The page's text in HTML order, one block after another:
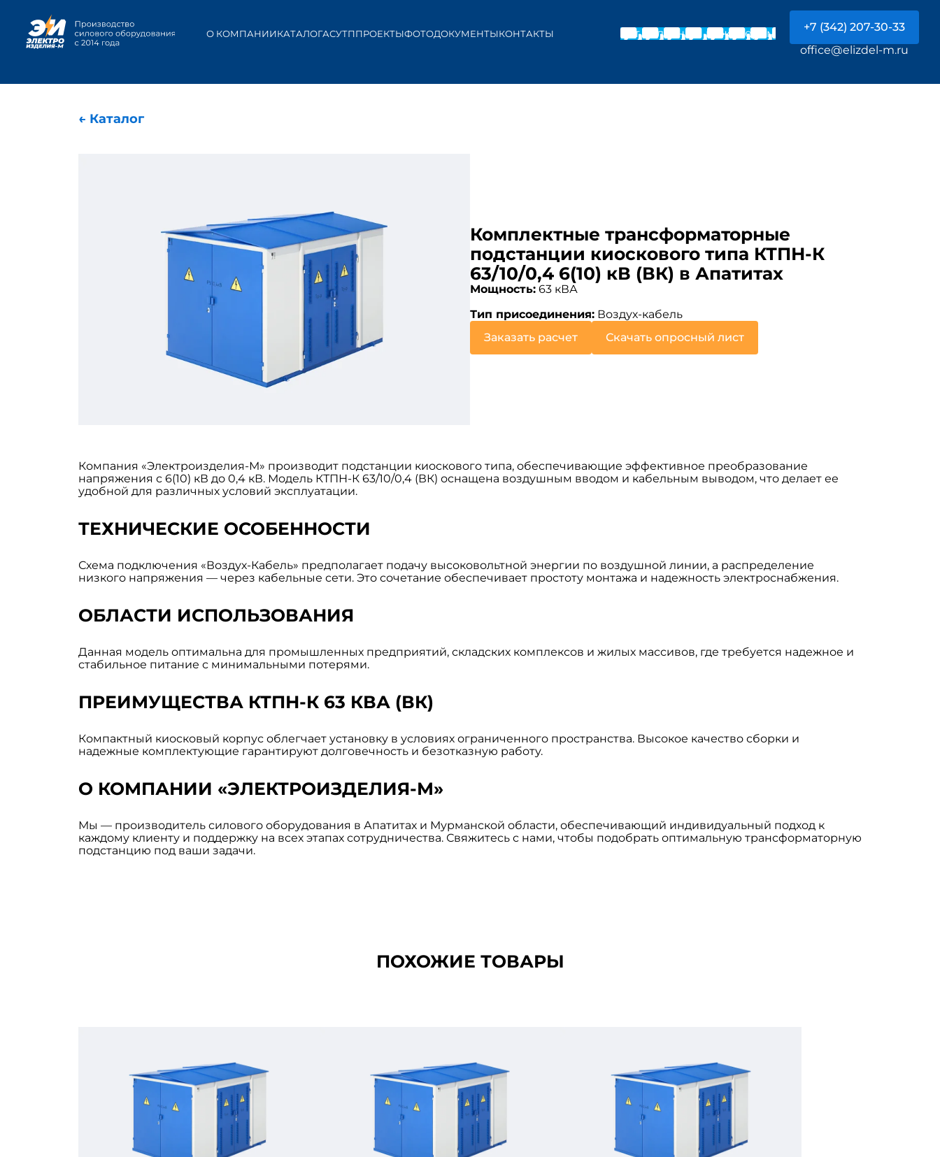
О КОМПАНИИКАТАЛОГАСУТППРОЕКТЫФОТОДОКУМЕНТЫКОНТАКТЫ Чат с главным инженером
+7 (342) 207-30-33
office@elizdel-m.ru
← Каталог
Комплектные трансформаторные
подстанции киоскового типа КТПН-К
63/10/0,4 6(10) кВ (ВК) в Апатитах
Мощность: 63 кВА
Тип присоединения: Воздух-кабель
Заказать расчет
Скачать опросный лист
Компания «Электроизделия-М» производит подстанции киоскового типа, обеспечивающие эффективное преобразование
напряжения с 6(10) кВ до 0,4 кВ. Модель КТПН-К 63/10/0,4 (ВК) оснащена воздушным вводом и кабельным выводом, что делает ее
удобной для различных условий эксплуатации.
ТЕХНИЧЕСКИЕ ОСОБЕННОСТИ
Схема подключения «Воздух-Кабель» предполагает подачу высоковольтной энергии по воздушной линии, а распределение
низкого напряжения — через кабельные сети. Это сочетание обеспечивает простоту монтажа и надежность электроснабжения.
ОБЛАСТИ ИСПОЛЬЗОВАНИЯ
Данная модель оптимальна для промышленных предприятий, складских комплексов и жилых массивов, где требуется надежное и
стабильное питание с минимальными потерями.
ПРЕИМУЩЕСТВА КТПН-К 63 КВА (ВК)
Компактный киосковый корпус облегчает установку в условиях ограниченного пространства. Высокое качество сборки и
надежные комплектующие гарантируют долговечность и безотказную работу.
О КОМПАНИИ «ЭЛЕКТРОИЗДЕЛИЯ-М»
Мы — производитель силового оборудования в Апатитах и Мурманской области, обеспечивающий индивидуальный подход к
каждому клиенту и поддержку на всех этапах сотрудничества. Свяжитесь с нами, чтобы подобрать оптимальную трансформаторную
подстанцию под ваши задачи.
ПОХОЖИЕ ТОВАРЫ